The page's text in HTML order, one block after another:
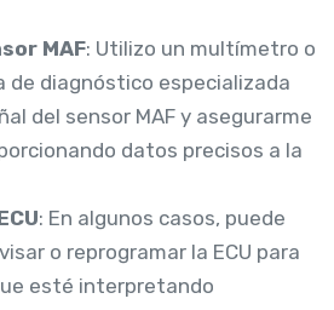
MAF: Utilizo un multímetro o
de diagnóstico especializada
del sensor MAF y asegurarme
datos precisos a la
: En algunos casos, puede
o reprogramar la ECU para
esté interpretando